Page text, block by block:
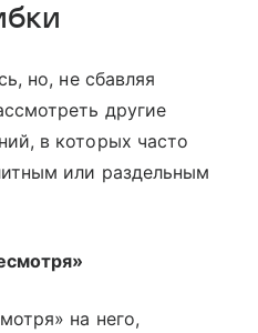
но, не сбавляя
другие
в которых часто
или раздельным
на него,